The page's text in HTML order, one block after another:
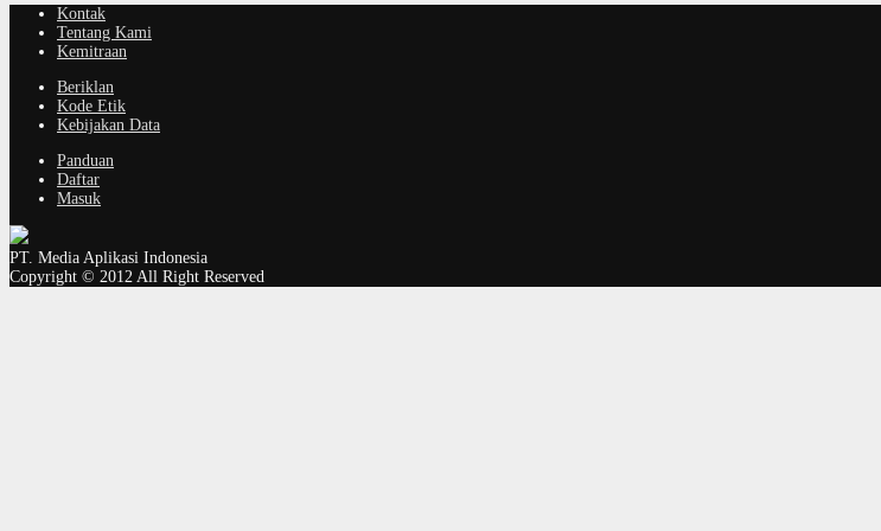
Kontak
Tentang Kami
Kemitraan
Beriklan
Kode Etik
Kebijakan Data
Panduan
Daftar
Masuk
PT. Media Aplikasi Indonesia
Copyright © 2012 All Right Reserved